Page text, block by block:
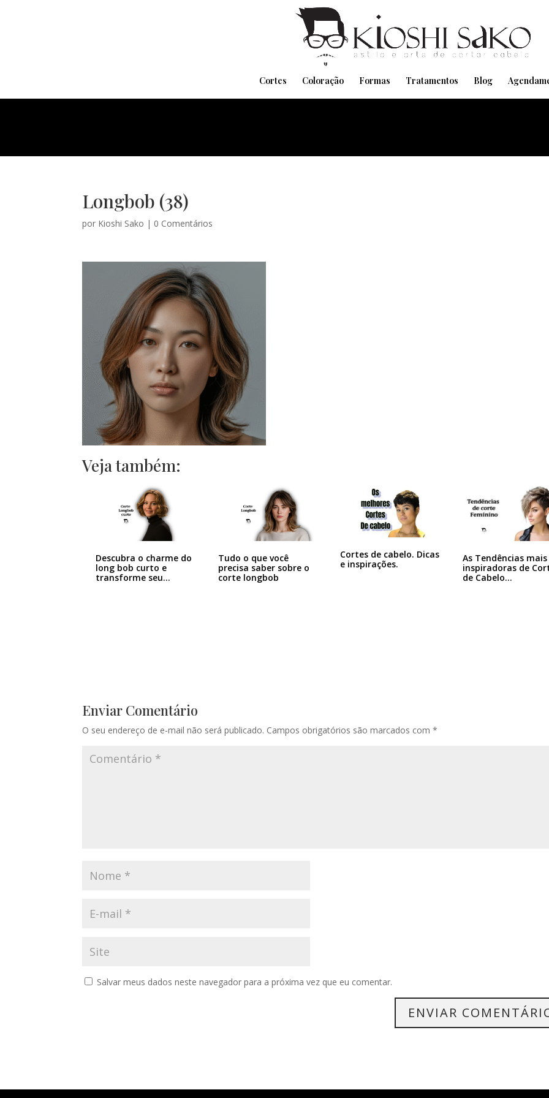
Cortes Coloração Formas Tratamentos Blog
Longbob (38)
por Kioshi Sako | 0 Comentários
Veja também:
Descubra o charme do
long bob curto e
transforme seu…
Tudo o que você
precisa saber sobre o
corte longbob
Cortes de cabelo. Dicas
e inspirações.
As Tendências mais
inspiradoras de
de Cabelo…
Enviar Comentário
O seu endereço de e-mail não será publicado. Campos obrigatórios são marcados com*
Salvar meus dados neste navegador para a próxima vez que eu comentar.
Pensando em transformar seu Visual??
Agende pelo Whatsapp